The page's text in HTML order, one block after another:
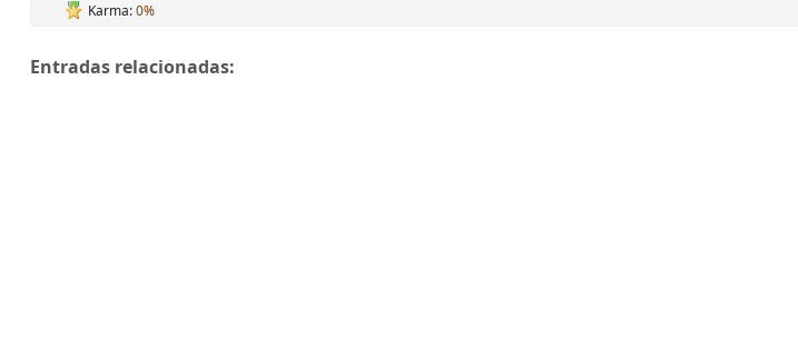
Karma:0%
Entradas relacionadas: